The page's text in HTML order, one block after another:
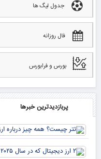
جدول لیگ ها
فال روزانه
بورس و فرابورس
پربازدیدترین خبرها